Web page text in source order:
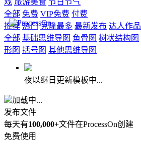
戏 旅游美食 节日节气
全部 免费 VIP免费 付费
推荐 热门 克隆最多 最新发布 达人作品
全部 基础思维导图 鱼骨图 树状结构图
形图 括号图 其他思维导图
夜以继日更新模板中...
加载中...
发布文件
每天有100,000+文件在ProcessOn创建
免费使用